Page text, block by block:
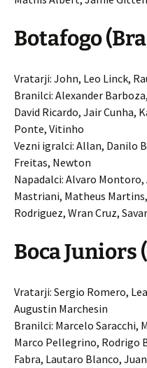
Botafogo
Vratarji: John, Leo Linck,
Branilci: Alexander
David Ricardo, Jair Cunha,
Ponte, Vitinho
Vezni igralci: Allan, Danilo
Freitas, Newton
Napadalci: Alvaro
Mastriani, Matheus
Rodriguez, Wran Cruz,
Boca
Vratarji: Sergio Romero,
Augustin Marchesin
Branilci: Marcelo Saracchi,
Marco Pellegrino, Rodrigo
Fabra, Lautaro Blanco,